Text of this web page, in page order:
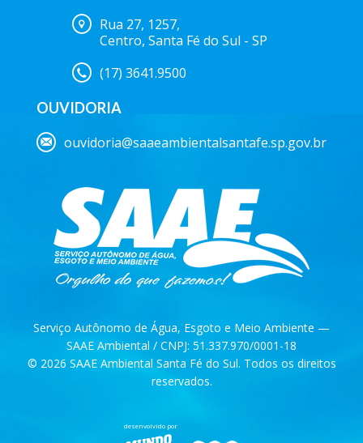
Rua 27, 1257,
Centro, Santa Fé do Sul - SP
(17) 3641.9500
OUVIDORIA
ouvidoria@saaeambientalsantafe.sp.gov.br
Serviço Autônomo de Água, Esgoto e Meio Ambiente —
SAAE Ambiental / CNPJ: 51.337.970/0001-18
© 2026 SAAE Ambiental Santa Fé do Sul. Todos os direitos
reservados.
desenvolvido por